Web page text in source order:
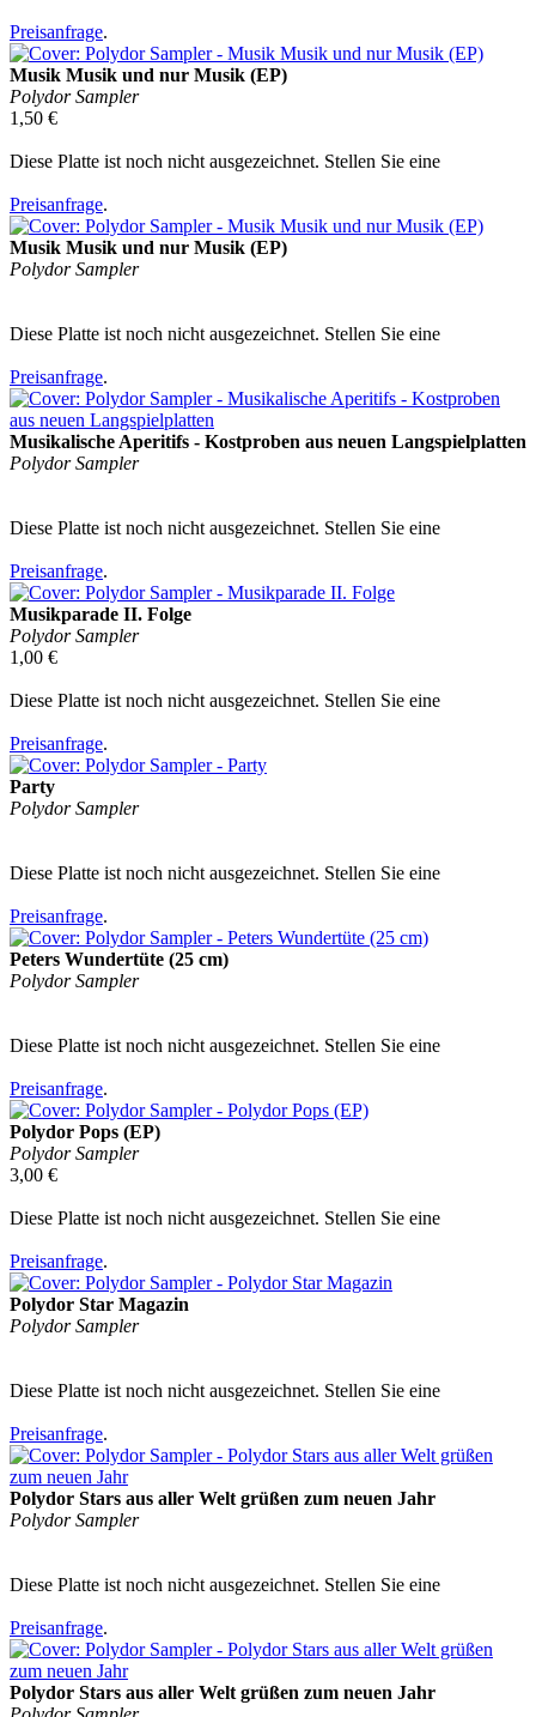
Preisanfrage.
Musik Musik und nur Musik (EP)
Polydor Sampler
1,50 €
Diese Platte ist noch nicht ausgezeichnet. Stellen Sie eine
Preisanfrage.
Musik Musik und nur Musik (EP)
Polydor Sampler
Diese Platte ist noch nicht ausgezeichnet. Stellen Sie eine
Preisanfrage.
Musikalische Aperitifs - Kostproben aus neuen Langspielplatten
Polydor Sampler
Diese Platte ist noch nicht ausgezeichnet. Stellen Sie eine
Preisanfrage.
Musikparade II. Folge
Polydor Sampler
1,00 €
Diese Platte ist noch nicht ausgezeichnet. Stellen Sie eine
Preisanfrage.
Party
Polydor Sampler
Diese Platte ist noch nicht ausgezeichnet. Stellen Sie eine
Preisanfrage.
Peters Wundertüte (25 cm)
Polydor Sampler
Diese Platte ist noch nicht ausgezeichnet. Stellen Sie eine
Preisanfrage.
Polydor Pops (EP)
Polydor Sampler
3,00 €
Diese Platte ist noch nicht ausgezeichnet. Stellen Sie eine
Preisanfrage.
Polydor Star Magazin
Polydor Sampler
Diese Platte ist noch nicht ausgezeichnet. Stellen Sie eine
Preisanfrage.
Polydor Stars aus aller Welt grüßen zum neuen Jahr
Polydor Sampler
Diese Platte ist noch nicht ausgezeichnet. Stellen Sie eine
Preisanfrage.
Polydor Stars aus aller Welt grüßen zum neuen Jahr